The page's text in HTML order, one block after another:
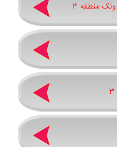
منطقه 3